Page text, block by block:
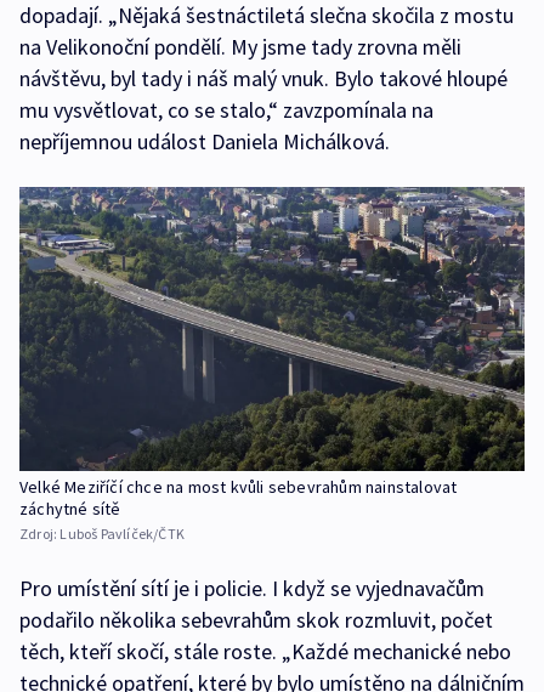
dopadají. „Nějaká šestnáctiletá slečna skočila z mostu
na Velikonoční pondělí. My jsme tady zrovna měli
návštěvu, byl tady i náš malý vnuk. Bylo takové hloupé
mu vysvětlovat, co se stalo,“ zavzpomínala na
nepříjemnou událost Daniela Michálková.
Velké Meziříčí chce na most kvůli sebevrahům nainstalovat
záchytné sítě
Zdroj: Luboš Pavlíček/ČTK
Pro umístění sítí je i policie. I když se vyjednavačům
podařilo několika sebevrahům skok rozmluvit, počet
těch, kteří skočí, stále roste. „Každé mechanické nebo
technické opatření, které by bylo umístěno na dálničním